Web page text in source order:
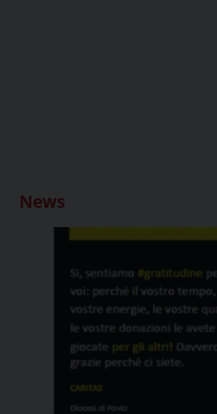
News